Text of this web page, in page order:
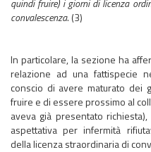
quindi fruire) i giorni di licenza
convalescenza. (3)
In particolare, la sezione ha
relazione ad una fattispecie
conscio di avere maturato dei
fruire e di essere prossimo al
aveva già presentato
aspettativa per infermità
della licenza straordinaria di